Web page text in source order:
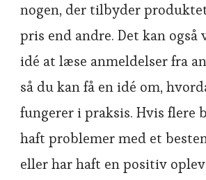
nogen, der tilbyder
pris end andre. Det kan også
idé at læse anmeldelser fra
så du kan få en idé om,
fungerer i praksis. Hvis flere
haft problemer med et
eller har haft en positiv